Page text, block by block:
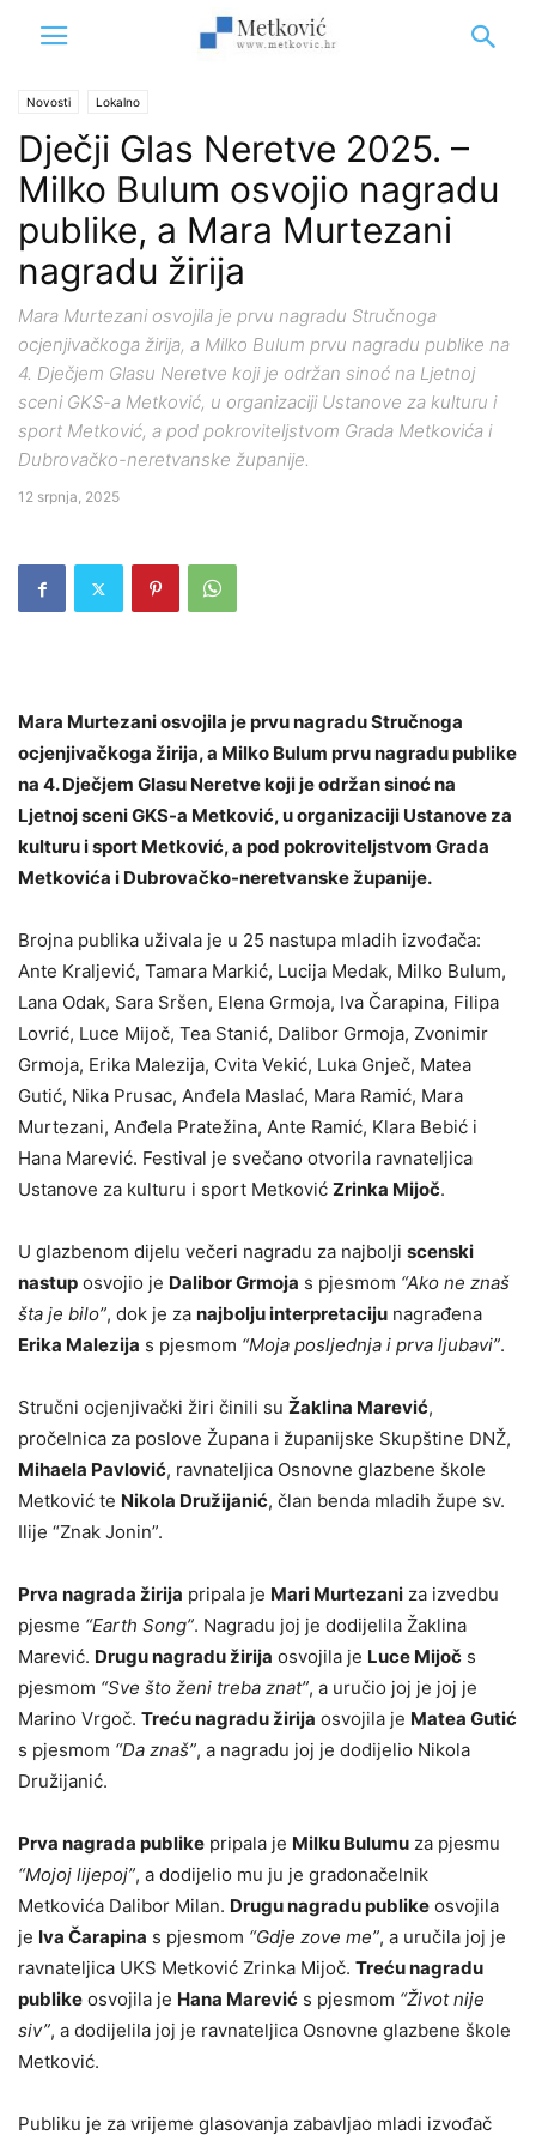
Novosti Lokalno
Dječji Glas Neretve 2025. –
Milko Bulum osvojio nagradu
publike, a Mara Murtezani
nagradu žirija
Mara Murtezani osvojila je prvu nagradu Stručnoga
ocjenjivačkoga žirija, a Milko Bulum prvu nagradu publike na
4. Dječjem Glasu Neretve koji je održan sinoć na Ljetnoj
sceni GKS-a Metković, u organizaciji Ustanove za kulturu i
sport Metković, a pod pokroviteljstvom Grada Metkovića i
Dubrovačko-neretvanske županije.
12 srpnja, 2025
Mara Murtezani osvojila je prvu nagradu Stručnoga
ocjenjivačkoga žirija, a Milko Bulum prvu nagradu publike
na 4. Dječjem Glasu Neretve koji je održan sinoć na
Ljetnoj sceni GKS-a Metković, u organizaciji Ustanove za
kulturu i sport Metković, a pod pokroviteljstvom Grada
Metkovića i Dubrovačko-neretvanske županije.
Brojna publika uživala je u 25 nastupa mladih izvođača:
Ante Kraljević, Tamara Markić, Lucija Medak, Milko Bulum,
Lana Odak, Sara Sršen, Elena Grmoja, Iva Čarapina, Filipa
Lovrić, Luce Mijoč, Tea Stanić, Dalibor Grmoja, Zvonimir
Grmoja, Erika Malezija, Cvita Vekić, Luka Gnječ, Matea
Gutić, Nika Prusac, Anđela Maslać, Mara Ramić, Mara
Murtezani, Anđela Pratežina, Ante Ramić, Klara Bebić i
Hana Marević. Festival je svečano otvorila ravnateljica
Ustanove za kulturu i sport Metković Zrinka Mijoč.
U glazbenom dijelu večeri nagradu za najbolji scenski
nastup osvojio je Dalibor Grmoja s pjesmom “Ako ne znaš
šta je bilo”, dok je za najbolju interpretaciju nagrađena
Erika Malezija s pjesmom “Moja posljednja i prva ljubavi”.
Stručni ocjenjivački žiri činili su Žaklina Marević,
pročelnica za poslove Župana i županijske Skupštine DNŽ,
Mihaela Pavlović, ravnateljica Osnovne glazbene škole
Metković te Nikola Družijanić, član benda mladih župe sv.
Ilije “Znak Jonin”.
Prva nagrada žirija pripala je Mari Murtezani za izvedbu
pjesme “Earth Song”. Nagradu joj je dodijelila Žaklina
Marević. Drugu nagradu žirija osvojila je Luce Mijoč s
pjesmom “Sve što ženi treba znat”, a uručio joj je joj je
Marino Vrgoč. Treću nagradu žirija osvojila je Matea Gutić
s pjesmom “Da znaš”, a nagradu joj je dodijelio Nikola
Družijanić.
Prva nagrada publike pripala je Milku Bulumu za pjesmu
“Mojoj lijepoj”, a dodijelio mu ju je gradonačelnik
Metkovića Dalibor Milan. Drugu nagradu publike osvojila
je Iva Čarapina s pjesmom “Gdje zove me”, a uručila joj je
ravnateljica UKS Metković Zrinka Mijoč. Treću nagradu
publike osvojila je Hana Marević s pjesmom “Život nije
siv”, a dodijelila joj je ravnateljica Osnovne glazbene škole
Metković.
Publiku je za vrijeme glasovanja zabavljao mladi izvođač